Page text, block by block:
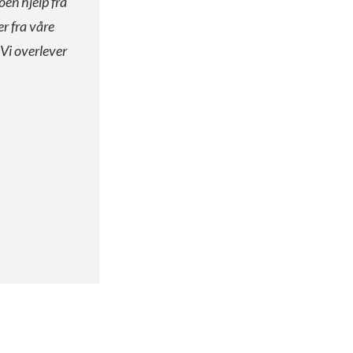
fra våre
overlever